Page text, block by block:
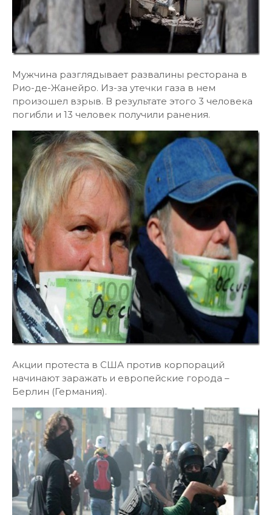
Мужчина разглядывает развалины ресторана в
Рио-де-Жанейро. Из-за утечки газа в нем
произошел взрыв. В результате этого 3 человека
погибли и 13 человек получили ранения.
Акции протеста в США против корпораций
начинают заражать и европейские города –
Берлин (Германия).